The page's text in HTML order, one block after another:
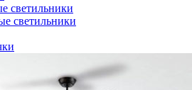
светильники
светильники